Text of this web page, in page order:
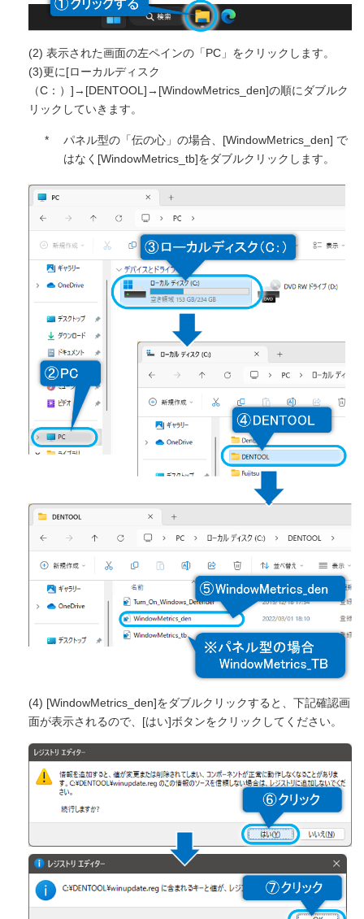
(2) 表示された画面の左ペインの「PC」をクリックします。
(3)更に[ローカルディスク
（C：）]→[DENTOOL]→[WindowMetrics_den]の順にダブルク
リックしていきます。
*
パネル型の「伝の心」の場合、[WindowMetrics_den] で
はなく[WindowMetrics_tb]をダブルクリックします。
(4) [WindowMetrics_den]をダブルクリックすると、下記確認画
面が表示されるので、[はい]ボタンをクリックしてください。